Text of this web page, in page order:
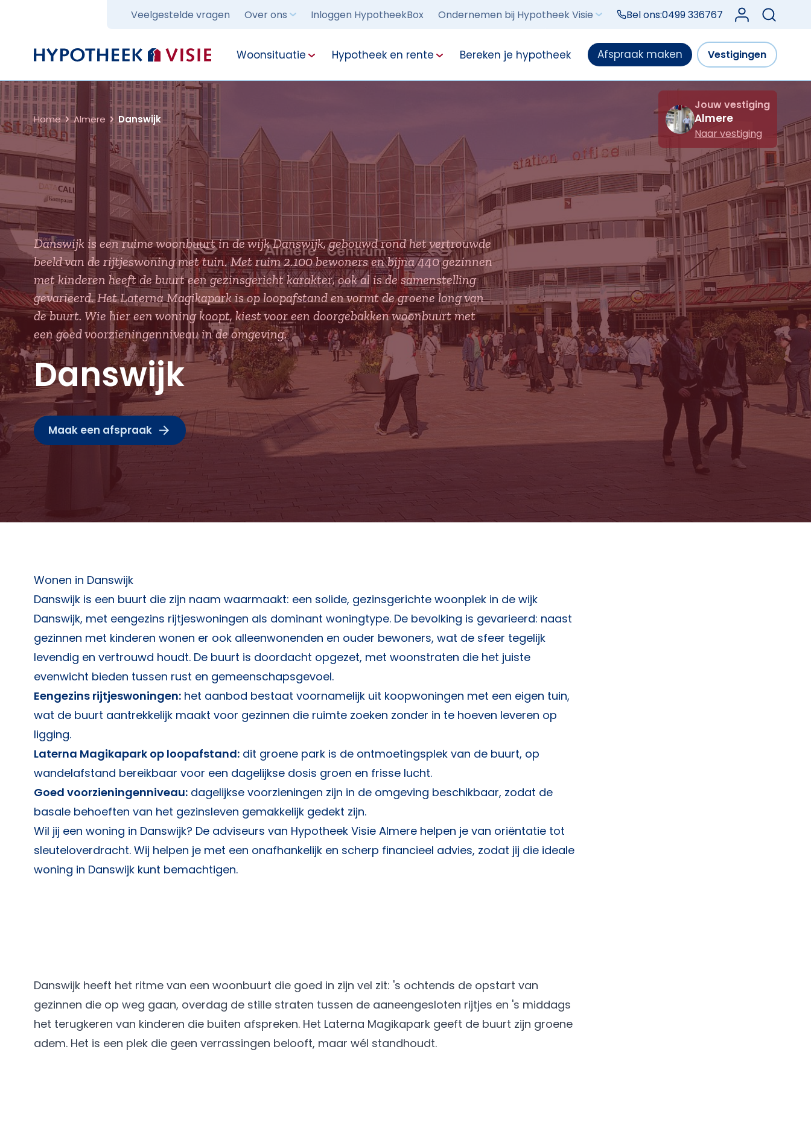
Veelgestelde vragen Over ons Inloggen HypotheekBox Ondernemen bij Hypotheek Visie Bel ons:0499 336767 Log in bij Mijn
Terug naar home Woonsituatie Hypotheek en rente Bereken je hypotheek Afspraak maken Vestigingen
Home Almere Danswijk
Jouw vestiging
Almere
Naar vestiging
Danswijk is een ruime woonbuurt in de wijk Danswijk, gebouwd rond het vertrouwde
beeld van de rijtjeswoning met tuin. Met ruim 2.100 bewoners en bijna 440 gezinnen
met kinderen heeft de buurt een gezinsgericht karakter, ook al is de samenstelling
gevarieerd. Het Laterna Magikapark is op loopafstand en vormt de groene long van
de buurt. Wie hier een woning koopt, kiest voor een doorgebakken woonbuurt met
een goed voorzieningenniveau in de omgeving.
Danswijk
Maak een afspraak
Wonen in Danswijk
Danswijk is een buurt die zijn naam waarmaakt: een solide, gezinsgerichte woonplek in de wijk
Danswijk, met eengezins rijtjeswoningen als dominant woningtype. De bevolking is gevarieerd: naast
gezinnen met kinderen wonen er ook alleenwonenden en ouder bewoners, wat de sfeer tegelijk
levendig en vertrouwd houdt. De buurt is doordacht opgezet, met woonstraten die het juiste
evenwicht bieden tussen rust en gemeenschapsgevoel.
Eengezins rijtjeswoningen: het aanbod bestaat voornamelijk uit koopwoningen met een eigen tuin,
wat de buurt aantrekkelijk maakt voor gezinnen die ruimte zoeken zonder in te hoeven leveren op
ligging.
Laterna Magikapark op loopafstand: dit groene park is de ontmoetingsplek van de buurt, op
wandelafstand bereikbaar voor een dagelijkse dosis groen en frisse lucht.
Goed voorzieningenniveau: dagelijkse voorzieningen zijn in de omgeving beschikbaar, zodat de
basale behoeften van het gezinsleven gemakkelijk gedekt zijn.
Wil jij een woning in Danswijk? De adviseurs van Hypotheek Visie Almere helpen je van oriëntatie tot
sleuteloverdracht. Wij helpen je met een onafhankelijk en scherp financieel advies, zodat jij die ideale
woning in Danswijk kunt bemachtigen.
Danswijk heeft het ritme van een woonbuurt die goed in zijn vel zit: 's ochtends de opstart van
gezinnen die op weg gaan, overdag de stille straten tussen de aaneengesloten rijtjes en 's middags
het terugkeren van kinderen die buiten afspreken. Het Laterna Magikapark geeft de buurt zijn groene
adem. Het is een plek die geen verrassingen belooft, maar wél standhoudt.